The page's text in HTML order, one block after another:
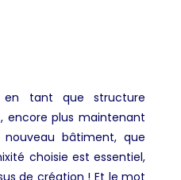
en tant que structure
encore plus maintenant
bâtiment, que
choisie est essentiel,